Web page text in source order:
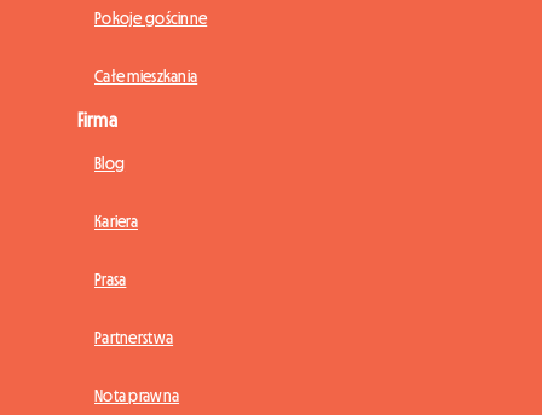
Pokoje gościnne
Całe mieszkania
Firma
Blog
Kariera
Prasa
Partnerstwa
Nota prawna